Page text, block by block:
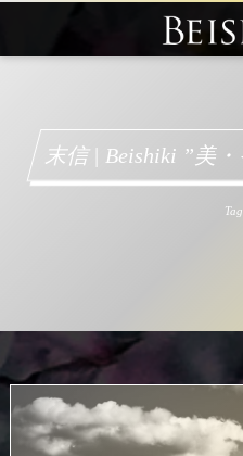
末信 | Beishiki ”美